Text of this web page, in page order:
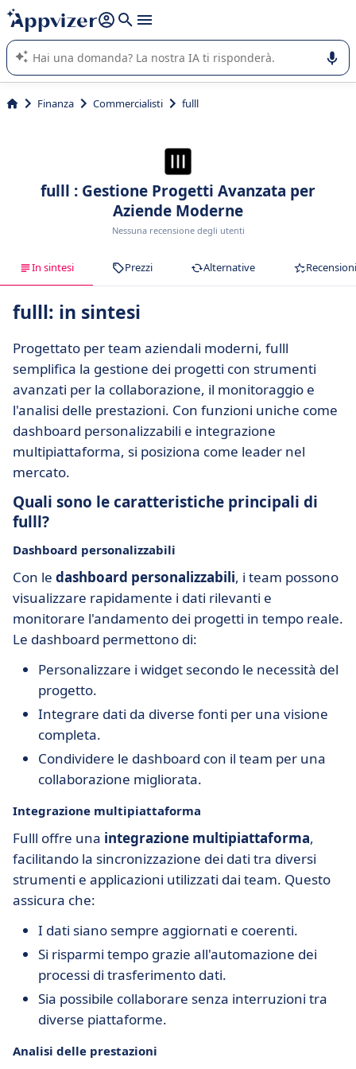
righe con
shift + enter
L'IA di Appvizer vi guida nell'utilizzo o nella scelta di un
software SaaS per la vostra azienda.
Finanza Commercialisti fulll
fulll : Gestione Progetti Avanzata per
Aziende Moderne
Nessuna recensione degli utenti
In sintesi Prezzi Alternative Recensioni
fulll: in sintesi
Progettato per team aziendali moderni, fulll
semplifica la gestione dei progetti con strumenti
avanzati per la collaborazione, il monitoraggio e
l'analisi delle prestazioni. Con funzioni uniche come
dashboard personalizzabili e integrazione
multipiattaforma, si posiziona come leader nel
mercato.
Quali sono le caratteristiche principali di
fulll?
Dashboard personalizzabili
Con le dashboard personalizzabili, i team possono
visualizzare rapidamente i dati rilevanti e
monitorare l'andamento dei progetti in tempo reale.
Le dashboard permettono di:
Personalizzare i widget secondo le necessità del
progetto.
Integrare dati da diverse fonti per una visione
completa.
Condividere le dashboard con il team per una
collaborazione migliorata.
Integrazione multipiattaforma
Fulll offre una integrazione multipiattaforma,
facilitando la sincronizzazione dei dati tra diversi
strumenti e applicazioni utilizzati dai team. Questo
assicura che:
I dati siano sempre aggiornati e coerenti.
Si risparmi tempo grazie all'automazione dei
processi di trasferimento dati.
Sia possibile collaborare senza interruzioni tra
diverse piattaforme.
Analisi delle prestazioni